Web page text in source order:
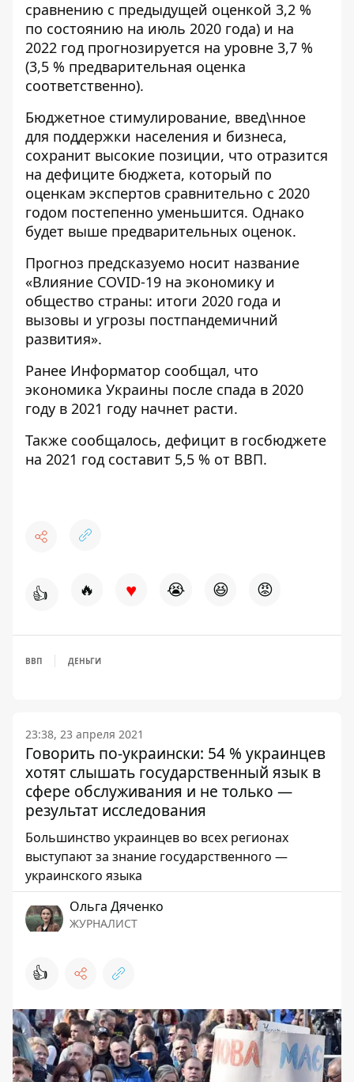
сравнению с предыдущей оценкой 3,2 %
по состоянию на июль 2020 года) и на
2022 год прогнозируется на уровне 3,7 %
(3,5 % предварительная оценка
соответственно).
Бюджетное стимулирование, введ\нное
для поддержки населения и бизнеса,
сохранит высокие позиции, что отразится
на дефиците бюджета, который по
оценкам экспертов сравнительно с 2020
годом постепенно уменьшится. Однако
будет выше предварительных оценок.
Прогноз предсказуемо носит название
«Влияние COVID-19 на экономику и
общество страны: итоги 2020 года и
вызовы и угрозы постпандемичний
развития».
Ранее Информатор сообщал, что
экономика Украины после спада в 2020
году в 2021 году начнет расти.
Также сообщалось, дефицит в госбюджете
на 2021 год составит 5,5 % от ВВП.
👍 🔥 ♥ 😭 😆 😡
ВВП ДЕНЬГИ
23:38, 23 апреля 2021
Говорить по-украински: 54 % украинцев
хотят слышать государственный язык в
сфере обслуживания и не только —
результат исследования
Большинство украинцев во всех регионах
выступают за знание государственного —
украинского языка
Ольга Дяченко
ЖУРНАЛИСТ
👍